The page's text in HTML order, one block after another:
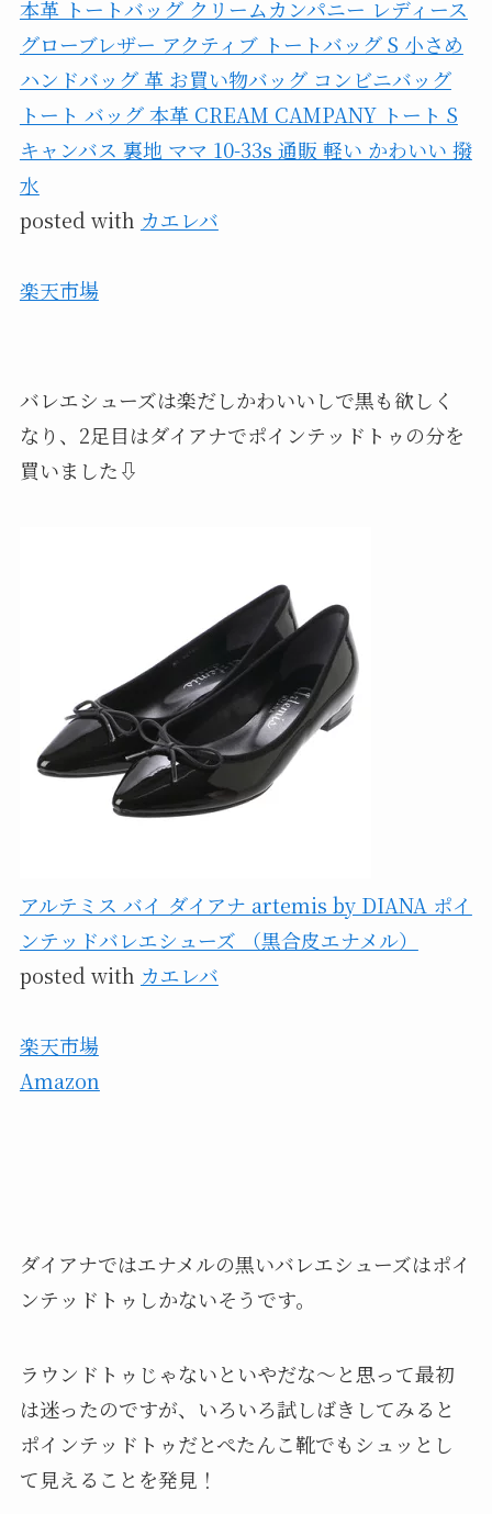
本革 トートバッグ クリームカンパニー レディース
グローブレザー アクティブ トートバッグ S 小さめ
ハンドバッグ 革 お買い物バッグ コンビニバッグ
トート バッグ 本革 CREAM CAMPANY トート S
キャンバス 裏地 ママ 10-33s 通販 軽い かわいい 撥
水
posted with カエレバ
楽天市場
バレエシューズは楽だしかわいいしで黒も欲しく
なり、2足目はダイアナでポインテッドトゥの分を
買いました⇩
アルテミス バイ ダイアナ artemis by DIANA ポイ
ンテッドバレエシューズ （黒合皮エナメル）
posted with カエレバ
楽天市場
Amazon
ダイアナではエナメルの黒いバレエシューズはポイ
ンテッドトゥしかないそうです。
ラウンドトゥじゃないといやだな〜と思って最初
は迷ったのですが、いろいろ試しばきしてみると
ポインテッドトゥだとぺたんこ靴でもシュッとし
て見えることを発見！